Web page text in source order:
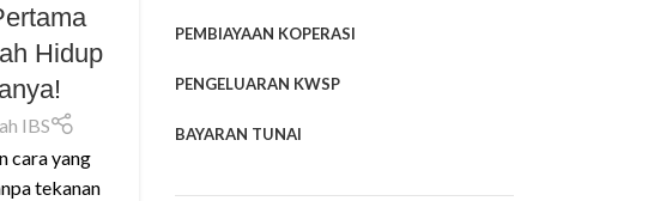
Hidup
IBS
cara yang
tekanan
PEMBIAYAAN KOPERASI
PENGELUARAN KWSP
BAYARAN TUNAI